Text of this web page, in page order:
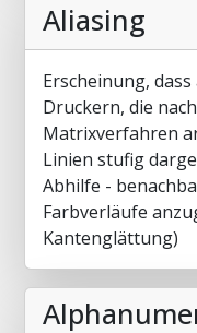
Aliasing
Erscheinung,
Druckern, die
Matrixverfahren
Linien stufig
Abhilfe -
Farbverläufe
Kantenglättung)